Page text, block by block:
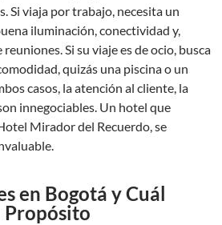
Si viaja por trabajo, necesita un
iluminación, conectividad y,
reuniones. Si su viaje es de ocio, busca
quizás una piscina o un
casos, la atención al cliente, la
innegociables. Un hotel que
Mirador del Recuerdo, se
en Bogotá y Cuál
Propósito